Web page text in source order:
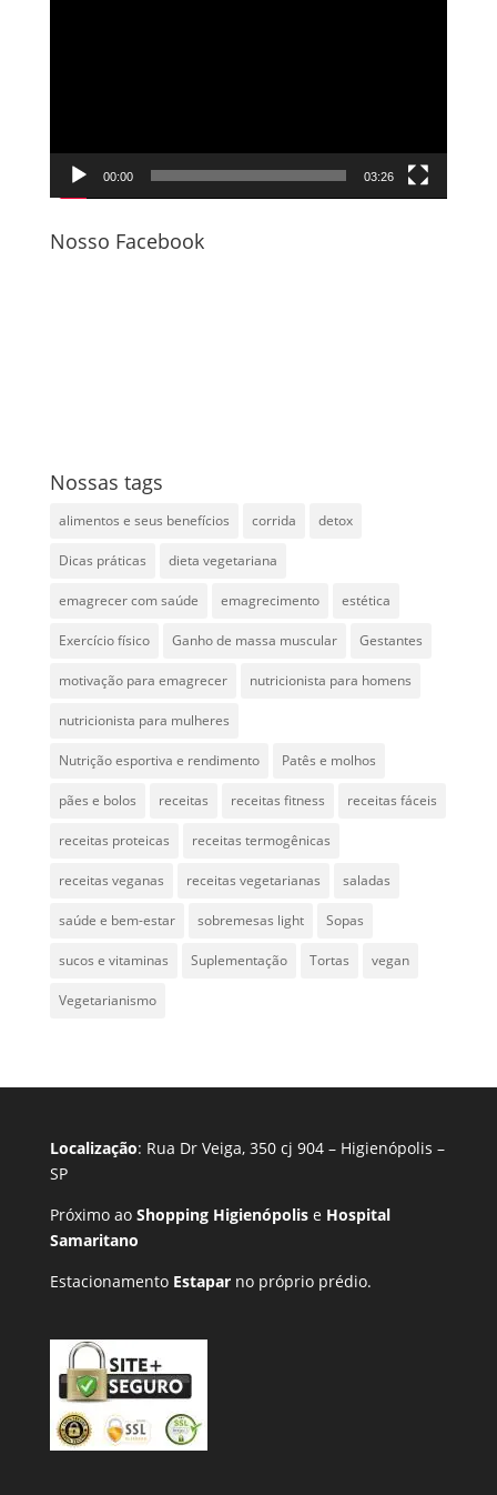
00:00 03:26
Nosso Facebook
Nossas tags
alimentos e seus benefícios corrida detox
Dicas práticas dieta vegetariana
emagrecer com saúde emagrecimento estética
Exercício físico Ganho de massa muscular Gestantes
motivação para emagrecer nutricionista para homens
nutricionista para mulheres
Nutrição esportiva e rendimento Patês e molhos
pães e bolos receitas receitas fitness receitas fáceis
receitas proteicas receitas termogênicas
receitas veganas receitas vegetarianas saladas
saúde e bem-estar sobremesas light Sopas
sucos e vitaminas Suplementação Tortas vegan
Vegetarianismo
Localização: Rua Dr Veiga, 350 cj 904 – Higienópolis –
SP
Próximo ao Shopping Higienópolise Hospital
Samaritano
Estacionamento Estaparno próprio prédio.